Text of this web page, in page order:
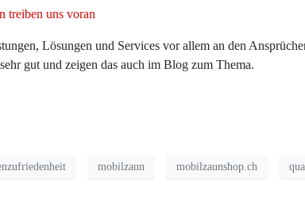
Lösungen und Services vor allem an den
gut und zeigen das auch im Blog zum Thema.
mobilzaun mobilzaunshop.ch